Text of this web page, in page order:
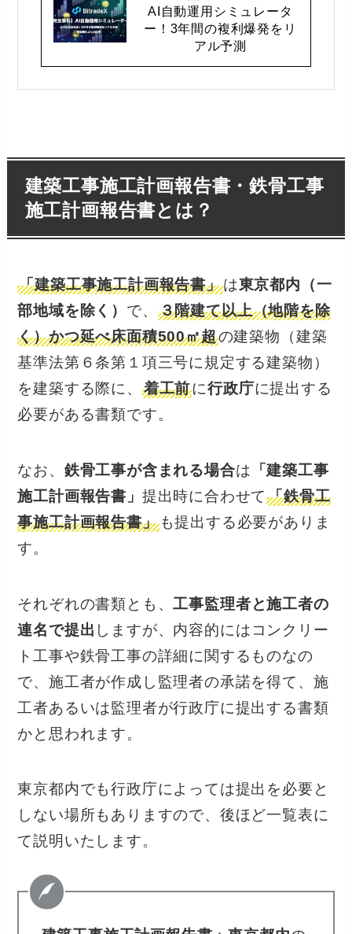
AI自動運用シミュレータ
ー！3年間の複利爆発をリ
アル予測
建築工事施工計画報告書・鉄骨工事
施工計画報告書とは？
「建築工事施工計画報告書」は東京都内（一
部地域を除く） で、 ３階建て以上（地階を除
く）かつ延べ床面積500㎡超の建築物（建築
基準法第６条第１項三号に規定する建築物）
を建築する際に、 着工前に行政庁に提出する
必要がある書類です。
なお、 鉄骨工事が含まれる場合は 「建築工事
施工計画報告書」 提出時に合わせて「鉄骨工
事施工計画報告書」も提出する必要がありま
す。
それぞれの書類とも、工事監理者と施工者の
連名で提出 しますが、内容的にはコンクリー
ト工事や鉄骨工事の詳細に関するものなの
で、施工者が作成し監理者の承諾を得て、施
工者あるいは監理者が行政庁に提出する書類
かと思われます。
東京都内でも行政庁によっては提出を必要と
しない場所もありますので、後ほど一覧表に
て説明いたします。